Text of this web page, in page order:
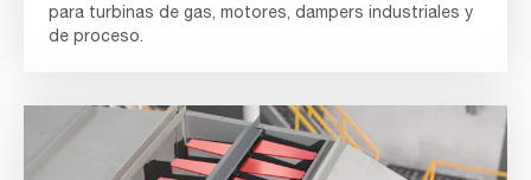
para turbinas de gas, motores, dampers industriales y
de proceso.